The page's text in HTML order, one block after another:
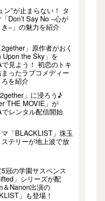
ン”が止まらない！ タ
Don’t Say No −心が
−」の魅力を紹介
」原作者がおく
Upon the Sky」を
見よう！ 初恋のトキ
ったラブコメディー
を紹介
」に浸ろう♪
THE MOVIE」が
レンタル配信開始
マ「BLACKLIST」珠玉
テリーが地上波で放
5冠の学園サスペンス
」シリーズが配
＆Nanon出演の
」も登場！